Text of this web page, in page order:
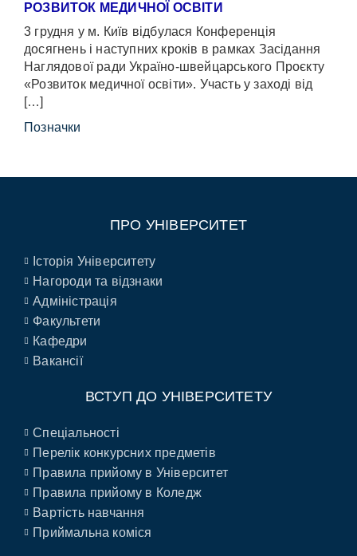
РОЗВИТОК МЕДИЧНОЇ ОСВІТИ
3 грудня у м. Київ відбулася Конференція
досягнень і наступних кроків в рамках Засідання
Наглядової ради Україно-швейцарського Проєкту
«Розвиток медичної освіти». Участь у заході від
[…]
Позначки
ПРО УНІВЕРСИТЕТ
Історія Університету
Нагороди та відзнаки
Адміністрація
Факультети
Кафедри
Вакансії
ВСТУП ДО УНІВЕРСИТЕТУ
Спеціальності
Перелік конкурсних предметів
Правила прийому в Університет
Правила прийому в Коледж
Вартість навчання
Приймальна коміся